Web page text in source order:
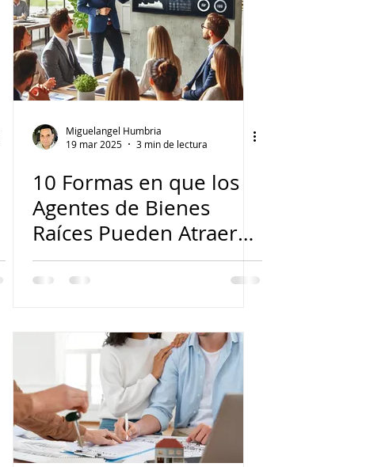
Miguelangel Humbria
19 mar 2025
3 min de lectura
10 Formas en que los
Agentes de Bienes
Raíces Pueden Atraer
Más Clientes a Pesar de
las Altas Tasas de